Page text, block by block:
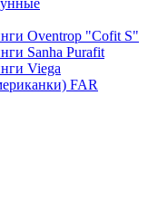
Oventrop "Cofit S"
Sanha Purafit
Viega
FAR